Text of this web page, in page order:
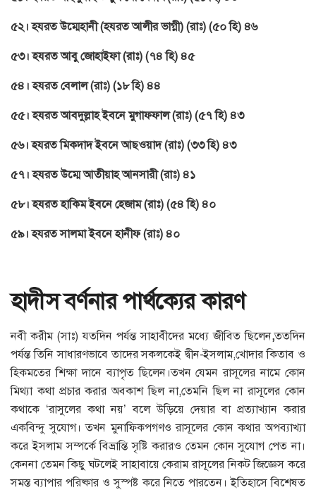
৫২। হযরত উম্মেহানী (হযরত আলীর ভাগ্নী) (রাঃ) (৫০ হি) ৪৬
৫৩। হযরত আবু জোহাইফা (রাঃ) (৭৪ হি) ৪৫
৫৪। হযরত বেলাল (রাঃ) (১৮ হি) ৪৪
৫৫। হযরত আবদুল্লাহ ইবনে মুগাফফাল (রাঃ) (৫৭ হি) ৪৩
৫৬। হযরত মিকদাদ ইবনে আছওয়াদ (রাঃ) (৩৩ হি) ৪৩
৫৭। হযরত উম্মে আতীয়াহ আনসারী (রাঃ) ৪১
৫৮। হযরত হাকিম ইবনে হেজাম (রাঃ) (৫৪ হি) ৪০
৫৯। হযরত সালমা ইবনে হানীফ (রাঃ) ৪০
হাদীস বর্ণনার পার্থক্যের কারণ
নবী করীম (সাঃ) যতদিন পর্যন্ত সাহাবীদের মধ্যে জীবিত ছিলেন,ততদিন
পর্যন্ত তিনি সাধারণভাবে তাদের সকলকেই দ্বীন-ইসলাম,খোদার কিতাব ও
হিকমতের শিক্ষা দানে ব্যাপৃত ছিলেন।তখন যেমন রাসূলের নামে কোন
মিথ্যা কথা প্রচার করার অবকাশ ছিল না,তেমনি ছিল না রাসূলের কোন
কথাকে ‘রাসুলের কথা নয়’ বলে উড়িয়ে দেয়ার বা প্রত্যাখ্যান করার
একবিন্দু সুযোগ। তখন মুনাফিকপগণও রাসূলের কোন কথার অপব্যাখ্যা
করে ইসলাম সম্পর্কে বিভ্রান্তি সৃষ্টি করারও তেমন কোন সুযোগ পেত না।
কেননা তেমন কিছু ঘটলেই সাহাবায়ে কেরাম রাসূলের নিকট জিজ্ঞেস করে
সমস্ত ব্যাপার পরিষ্কার ও সুস্পষ্ট করে নিতে পারতেন। ইতিহাসে বিশেষত